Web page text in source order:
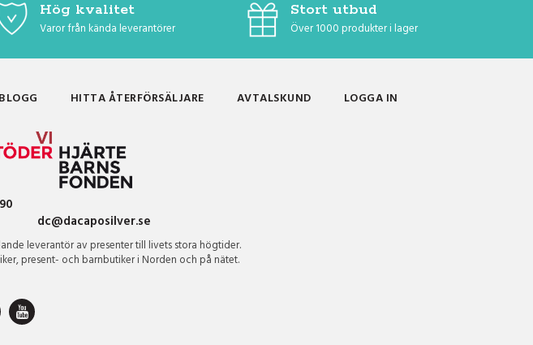
Hög kvalitet
Varor från kända leverantörer
Stort utbud
Över 1000 produkter i lager
BLOGG HITTA ÅTERFÖRSÄLJARE AVTALSKUND LOGGA IN
dc@dacaposilver.se
leverantör av presenter till livets stora högtider.
present- och barnbutiker i Norden och på nätet.